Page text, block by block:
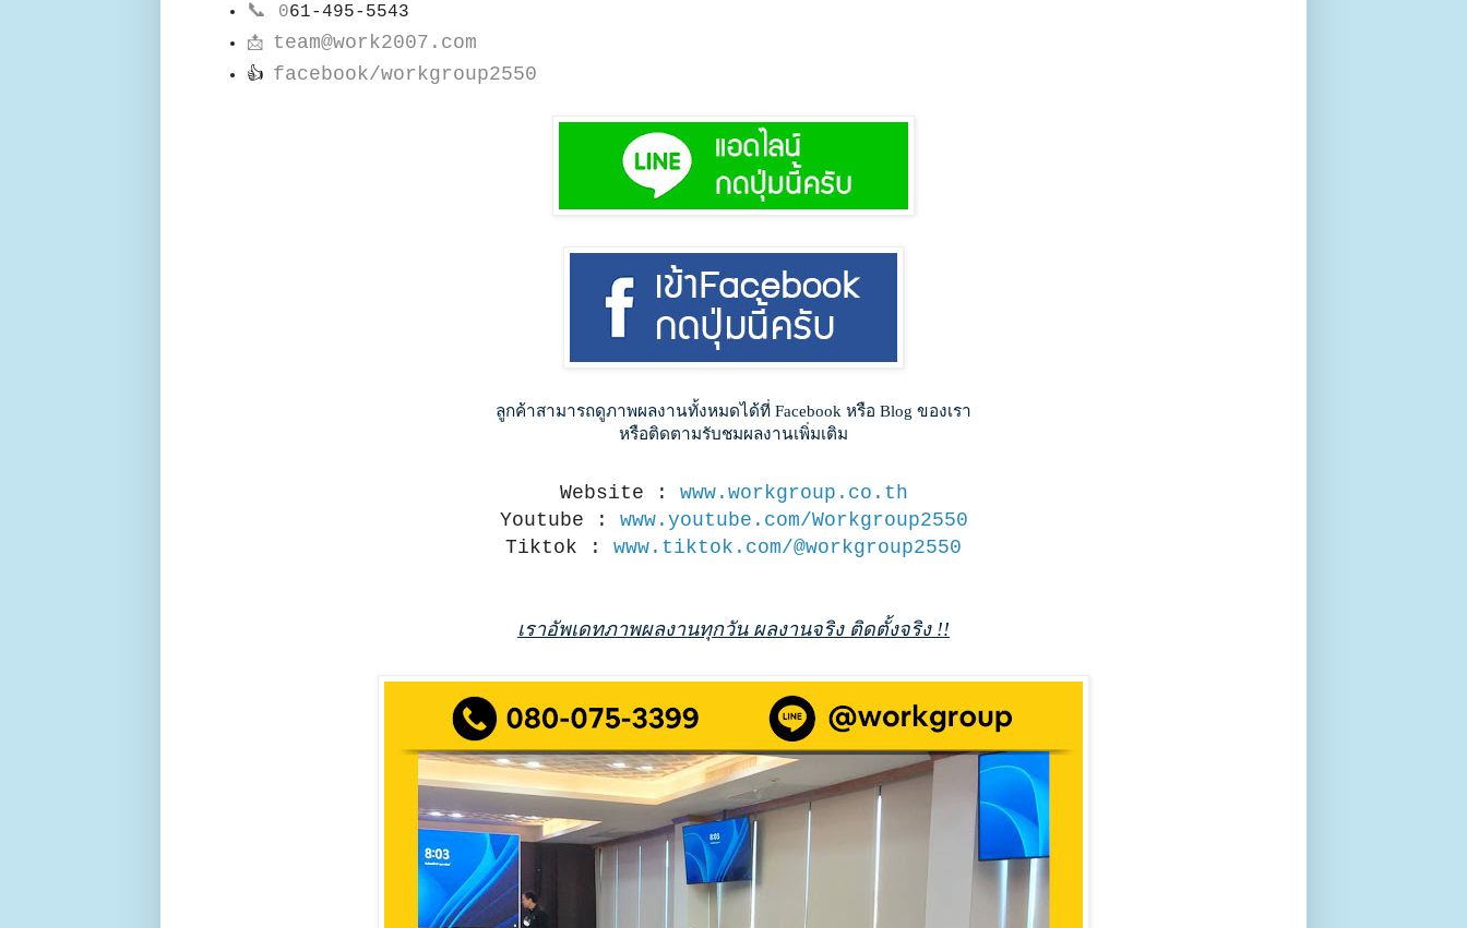
📞
061-495-5543
📩 team@work2007.com
👍 facebook/workgroup2550
ลูกค้าสามารถดูภาพผลงานทั้งหมดได้ที่ Facebook หรือ Blog ของเรา
หรือติดตามรับชมผลงานเพิ่มเติม
Website : www.workgroup.co.th
Youtube : www.youtube.com/Workgroup2550
Tiktok : www.tiktok.com/@workgroup2550
เราอัพเดทภาพผลงานทุกวัน ผลงานจริง ติดตั้งจริง !!